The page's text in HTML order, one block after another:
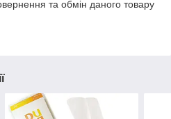
та обмін даного товару